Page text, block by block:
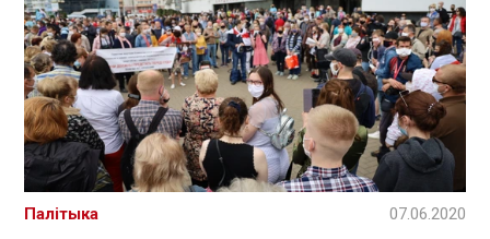
Палітыка 07.06.2020